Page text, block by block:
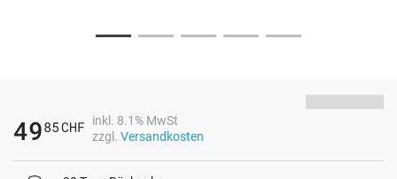
4985CHF
inkl. 8.1% MwSt
zzgl. Versandkosten